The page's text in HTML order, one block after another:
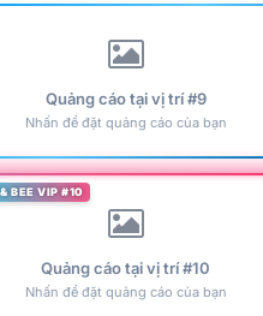
Quảng cáo tại vị trí #9
Nhấn để đặt quảng cáo của bạn
BEE VIP #10
Quảng cáo tại vị trí #10
Nhấn để đặt quảng cáo của bạn